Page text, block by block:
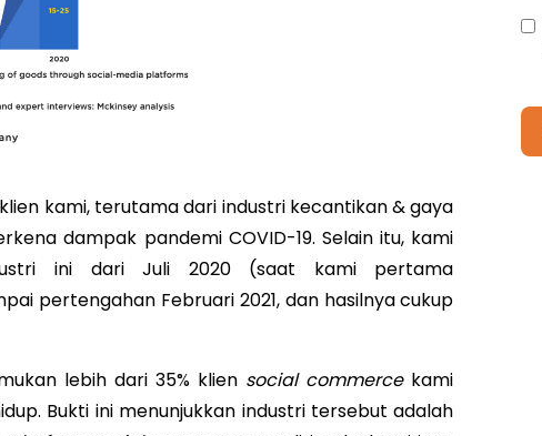
kami, terutama dari industri kecantikan & gaya
dampak pandemi COVID-19. Selain itu, kami
ini dari Juli 2020 (saat kami pertama
pertengahan Februari 2021, dan hasilnya cukup
lebih dari 35% klien social commerce kami
Bukti ini menunjukkan industri tersebut adalah